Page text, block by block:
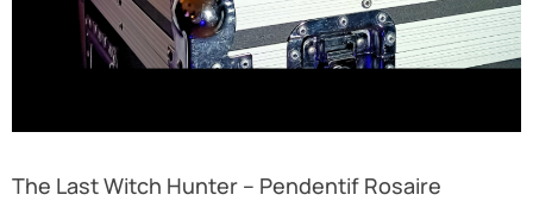
The Last Witch Hunter – Pendentif Rosaire